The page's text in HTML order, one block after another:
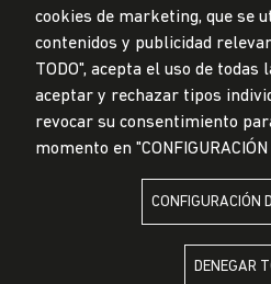
Diseñado porPartners
LA UNIVERSIDAD DE LIMA ES
cookies de marketing, que se
contenidos y publicidad
TODO", acepta el uso de todas
aceptar y rechazar tipos
revocar su consentimiento
momento en "CONFIGURACIÓN
CONFIGURACIÓN
DENEGAR